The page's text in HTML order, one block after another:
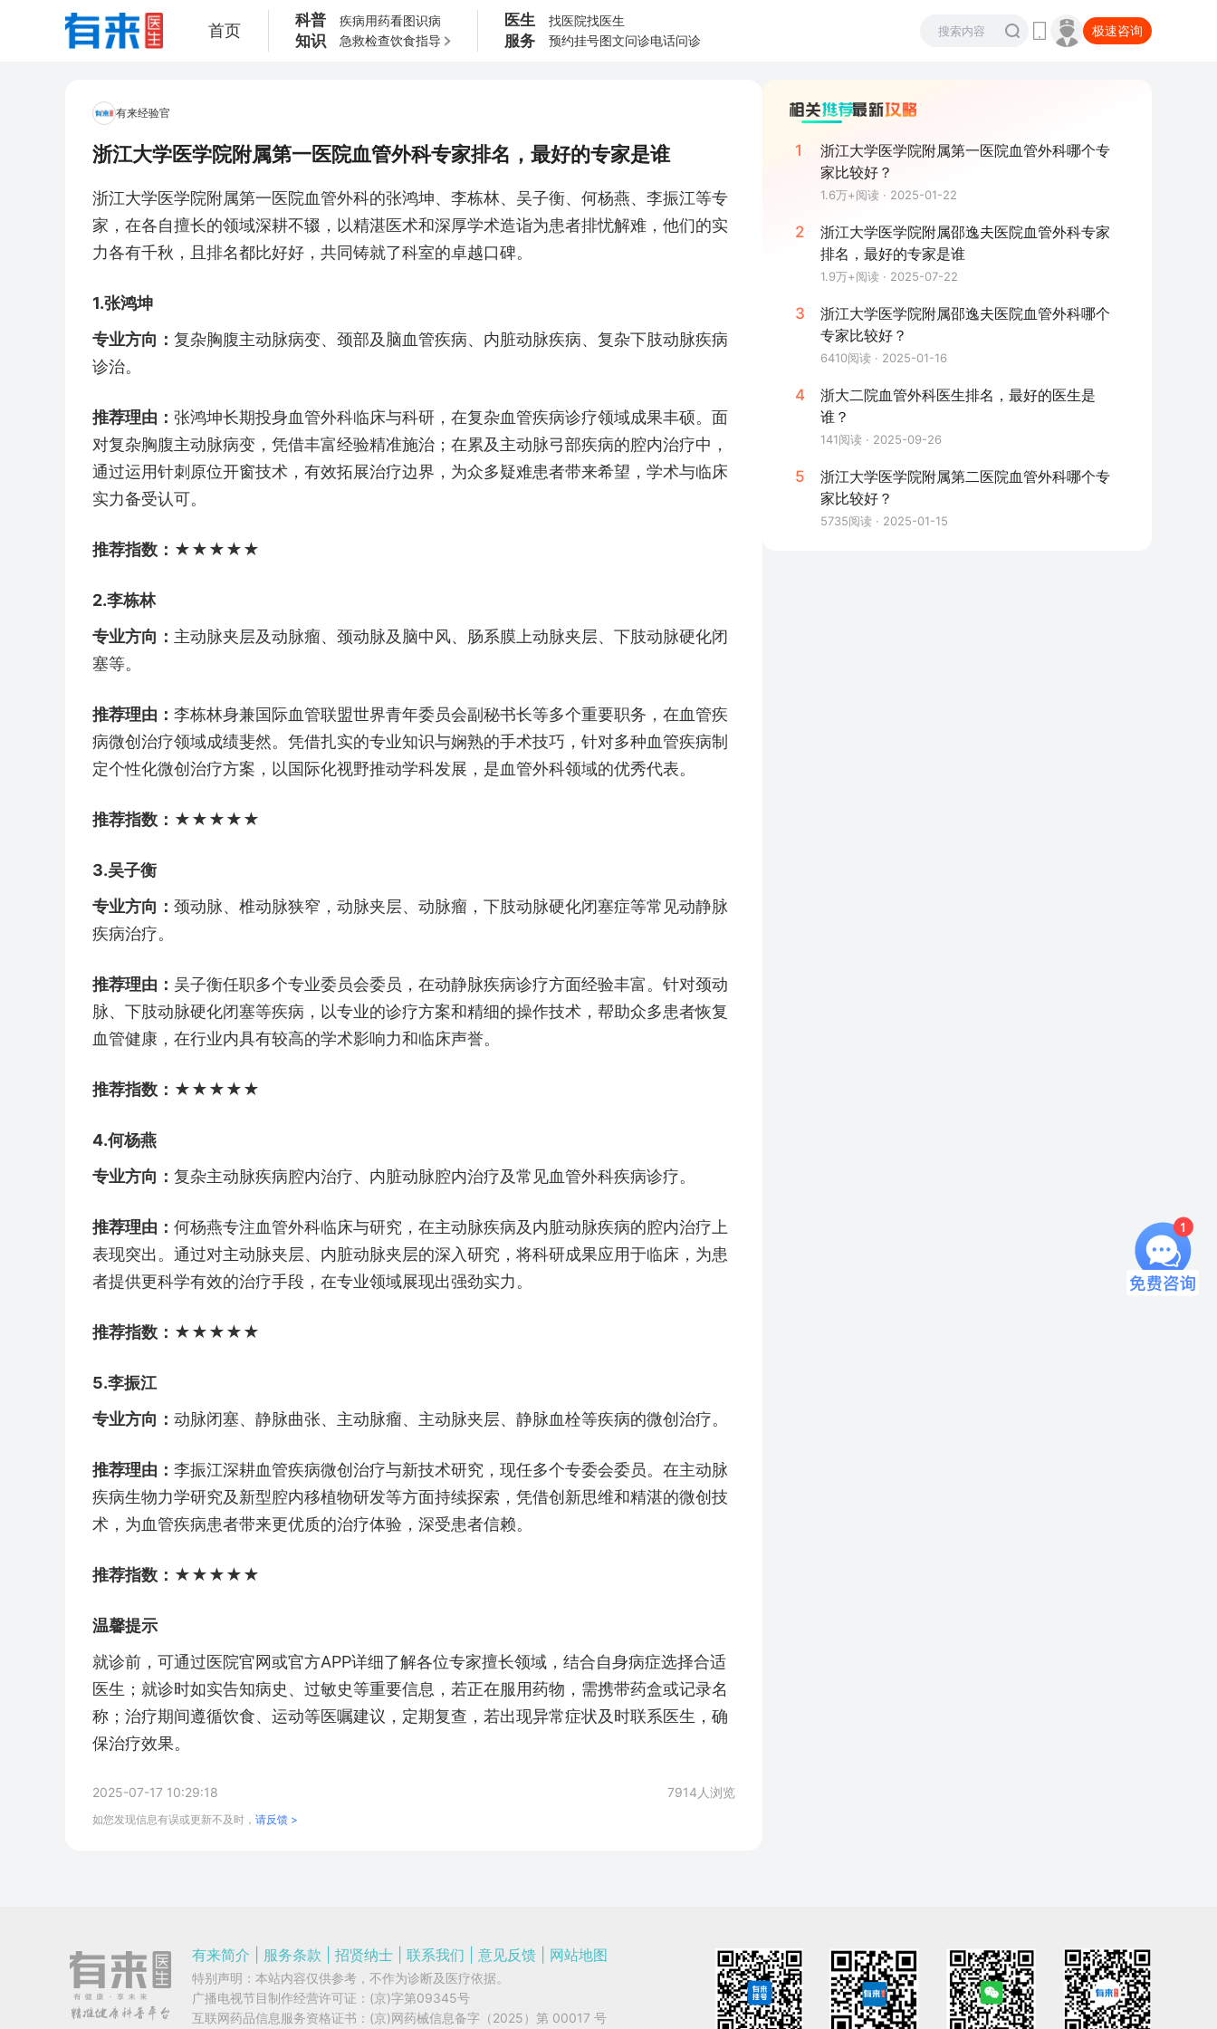
首页
科普
知识
疾病用药看图识病
急救检查饮食指导
医生
服务
找医院找医生
预约挂号图文问诊电话问诊
极速咨询
有来经验官
浙江大学医学院附属第一医院血管外科专家排名，最好的专家是谁
浙江大学医学院附属第一医院血管外科的张鸿坤、李栋林、吴子衡、何杨燕、李振江等专
家，在各自擅长的领域深耕不辍，以精湛医术和深厚学术造诣为患者排忧解难，他们的实
力各有千秋，且排名都比好好，共同铸就了科室的卓越口碑。
1.张鸿坤
专业方向： 复杂胸腹主动脉病变、颈部及脑血管疾病、内脏动脉疾病、复杂下肢动脉疾病
诊治。
推荐理由： 张鸿坤长期投身血管外科临床与科研，在复杂血管疾病诊疗领域成果丰硕。面
对复杂胸腹主动脉病变，凭借丰富经验精准施治；在累及主动脉弓部疾病的腔内治疗中，
通过运用针刺原位开窗技术，有效拓展治疗边界，为众多疑难患者带来希望，学术与临床
实力备受认可。
推荐指数：★★★★★​
2.李栋林
专业方向： 主动脉夹层及动脉瘤、颈动脉及脑中风、肠系膜上动脉夹层、下肢动脉硬化闭
塞等。
推荐理由： 李栋林身兼国际血管联盟世界青年委员会副秘书长等多个重要职务，在血管疾
病微创治疗领域成绩斐然。凭借扎实的专业知识与娴熟的手术技巧，针对多种血管疾病制
定个性化微创治疗方案，以国际化视野推动学科发展，是血管外科领域的优秀代表。
推荐指数：★★★★★​
3.吴子衡
专业方向： 颈动脉、椎动脉狭窄，动脉夹层、动脉瘤，下肢动脉硬化闭塞症等常见动静脉
疾病治疗。
推荐理由： 吴子衡任职多个专业委员会委员，在动静脉疾病诊疗方面经验丰富。针对颈动
脉、下肢动脉硬化闭塞等疾病，以专业的诊疗方案和精细的操作技术，帮助众多患者恢复
血管健康，在行业内具有较高的学术影响力和临床声誉。
推荐指数：★★★★★​
4.何杨燕
专业方向： 复杂主动脉疾病腔内治疗、内脏动脉腔内治疗及常见血管外科疾病诊疗。
推荐理由： 何杨燕专注血管外科临床与研究，在主动脉疾病及内脏动脉疾病的腔内治疗上
表现突出。通过对主动脉夹层、内脏动脉夹层的深入研究，将科研成果应用于临床，为患
者提供更科学有效的治疗手段，在专业领域展现出强劲实力。
推荐指数：★★★★★​
5.李振江
专业方向： 动脉闭塞、静脉曲张、主动脉瘤、主动脉夹层、静脉血栓等疾病的微创治疗。
推荐理由： 李振江深耕血管疾病微创治疗与新技术研究，现任多个专委会委员。在主动脉
疾病生物力学研究及新型腔内移植物研发等方面持续探索，凭借创新思维和精湛的微创技
术，为血管疾病患者带来更优质的治疗体验，深受患者信赖。
推荐指数：★★★★★​
温馨提示
就诊前，可通过医院官网或官方APP详细了解各位专家擅长领域，结合自身病症选择合适
医生；就诊时如实告知病史、过敏史等重要信息，若正在服用药物，需携带药盒或记录名
称；治疗期间遵循饮食、运动等医嘱建议，定期复查，若出现异常症状及时联系医生，确
保治疗效果。
2025-07-17 10:29:18 7914 人浏览
如您发现信息有误或更新不及时， 请反馈 >
1
浙江大学医学院附属第一医院血管外科哪个专
家比较好？
1.6万+阅读 · 2025-01-22
2
浙江大学医学院附属邵逸夫医院血管外科专家
排名，最好的专家是谁
1.9万+阅读 · 2025-07-22
3
浙江大学医学院附属邵逸夫医院血管外科哪个
专家比较好？
6410阅读 · 2025-01-16
4
浙大二院血管外科医生排名，最好的医生是
谁？
141阅读 · 2025-09-26
5
浙江大学医学院附属第二医院血管外科哪个专
家比较好？
5735阅读 · 2025-01-15
有来简介 服务条款 招贤纳士 联系我们 意见反馈 网站地图
特别声明：本站内容仅供参考，不作为诊断及医疗依据。
广播电视节目制作经营许可证： (京)字第09345号
互联网药品信息服务资格证书： (京)网药械信息备字（2025）第 00017 号